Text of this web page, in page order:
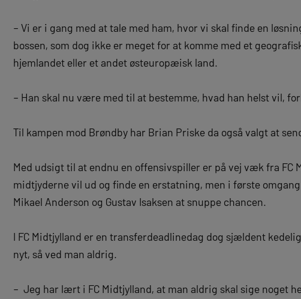
– Vi er i gang med at tale med ham, hvor vi skal finde en
bossen, som dog ikke er meget for at komme med et
hjemlandet eller et andet østeuropæisk land.
– Han skal nu være med til at bestemme, hvad han helst vil,
Til kampen mod Brøndby har Brian Priske da også valgt at
Med udsigt til at endnu en offensivspiller er på vej væk fra
midtjyderne vil ud og finde en erstatning, men i første
Mikael Anderson og Gustav Isaksen at snuppe chancen.
I FC Midtjylland er en transferdeadlinedag dog sjældent
nyt, så ved man aldrig.
– Jeg har lært i FC Midtjylland, at man aldrig skal sige noget